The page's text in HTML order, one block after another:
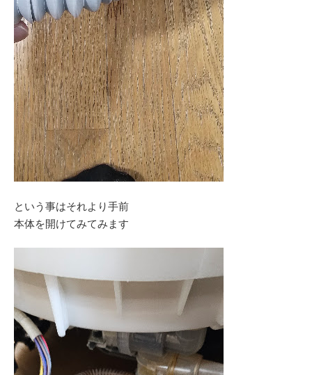
という事はそれより手前
本体を開けてみてみます